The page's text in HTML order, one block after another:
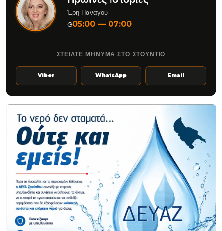
Έρη Πανάγου
◷05:00 — 07:00
ΣΤΕΙΛΤΕ ΜΗΝΥΜΑ ΣΤΟ ΣΤΟΥΝΤΙΟ
Viber WhatsApp Email